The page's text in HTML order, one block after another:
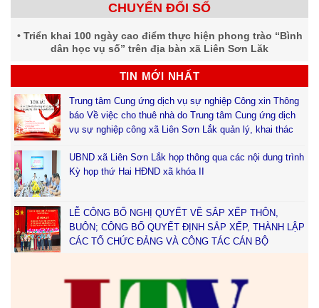
CHUYỂN ĐỔI SỐ
Triển khai 100 ngày cao điểm thực hiện phong trào “Bình
dân học vụ số” trên địa bàn xã Liên Sơn Lăk
TIN MỚI NHẤT
Trung tâm Cung ứng dịch vụ sự nghiệp Công xin Thông
báo Về việc cho thuê nhà do Trung tâm Cung ứng dịch
vụ sự nghiệp công xã Liên Sơn Lắk quản lý, khai thác
UBND xã Liên Sơn Lắk họp thông qua các nội dung trình
Kỳ họp thứ Hai HĐND xã khóa II
LỄ CÔNG BỐ NGHỊ QUYẾT VỀ SẮP XẾP THÔN,
BUÔN; CÔNG BỐ QUYẾT ĐỊNH SẮP XẾP, THÀNH LẬP
CÁC TỔ CHỨC ĐẢNG VÀ CÔNG TÁC CÁN BỘ